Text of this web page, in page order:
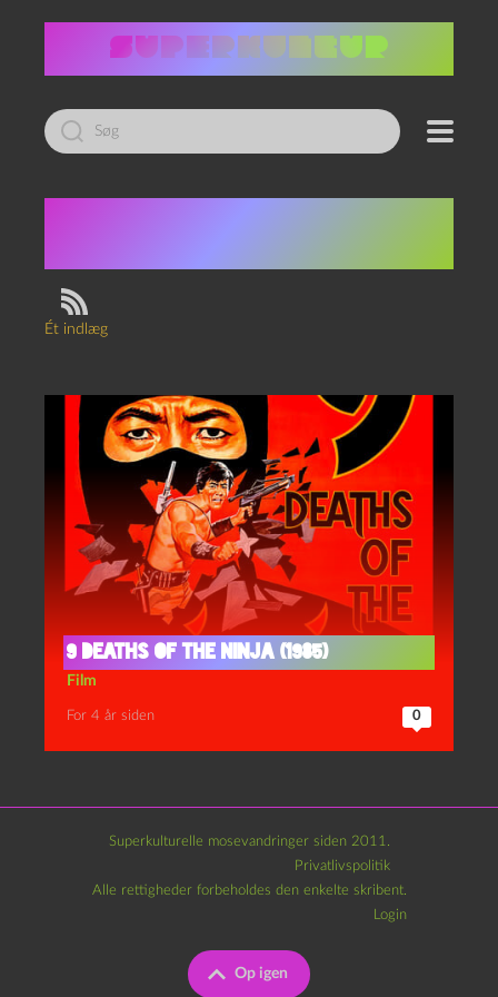
Led
efter:
Ét indlæg
9 deaths of the ninja (1985)
Film
For 4 år siden 0
Superkulturelle mosevandringer siden 2011.
Privatlivspolitik
Op igen
Alle rettigheder forbeholdes den enkelte skribent.
Login